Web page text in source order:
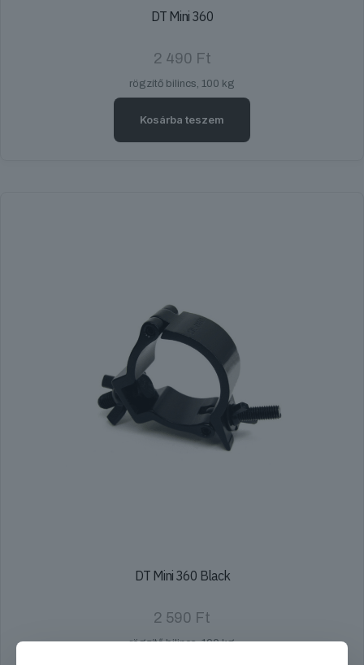
DT Mini 360
2 490 Ft
rögzítő bilincs, 100 kg
Kosárba teszem
DT Mini 360 Black
2 590 Ft
rögzítő bilincs, 100 kg